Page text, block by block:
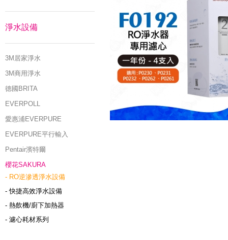
淨水設備
3M居家淨水
3M商用淨水
德國BRITA
EVERPOLL
愛惠浦EVERPURE
EVERPURE平行輸入
Pentair濱特爾
櫻花SAKURA
- RO逆滲透淨水設備
- 快捷高效淨水設備
- 熱飲機/廚下加熱器
- 濾心耗材系列